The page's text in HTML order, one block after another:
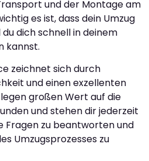
und der Montage am
es ist, dass dein Umzug
dich schnell in deinem
kannst.
zeichnet sich durch
und einen exzellenten
großen Wert auf die
und stehen dir jederzeit
Fragen zu beantworten und
Umzugsprozesses zu